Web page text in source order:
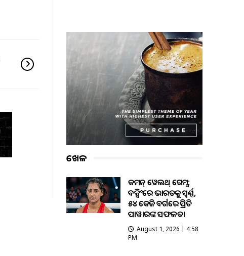
ଖେଳ
କମନ୍ ୱେଲଥ୍ ଗେମ୍ସ:
ବକ୍ସିଂରେ ଭାରତକୁ ସ୍ବର୍ଣ୍ଣ,
୫୪ କେଜି ବର୍ଗରେ ପ୍ରିତି
ପାୱାରଙ୍କ ସଫଳତା
August 1, 2026 | 4:58
PM